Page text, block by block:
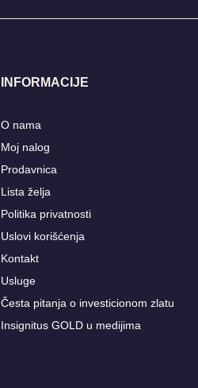
INFORMACIJE
O nama
Moj nalog
Prodavnica
Lista želja
Politika privatnosti
Uslovi korišćenja
Kontakt
Usluge
Česta pitanja o investicionom zlatu
Insignitus GOLD u medijima